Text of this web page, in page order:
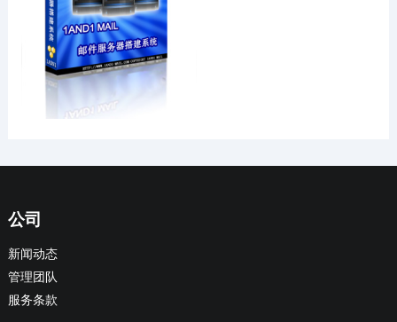
公司
新闻动态
管理团队
服务条款